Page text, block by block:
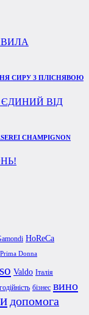
СИРУ З ПЛІСНЯВОЮ
CHAMPIGNON
HoReCa
Prima Donna
Valdo Італія
бізнес вино
допомога